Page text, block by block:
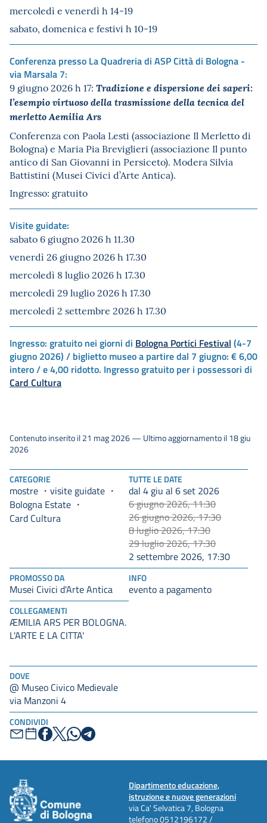
DOVE
@ Museo Civico Medievale
via Manzoni 4
CONDIVIDI
mercoledì e venerdì h 14-19
sabato, domenica e festivi h 10-19
Conferenza presso La Quadreria di ASP Città di Bologna -
via Marsala 7:
9 giugno 2026 h 17: Tradizione e dispersione dei saperi:
l’esempio virtuoso della trasmissione della tecnica del
merlettoAemilia Ars
Conferenza con Paola Lesti (associazione Il Merletto di
Bologna) e Maria Pia Breviglieri (associazione Il punto
antico di San Giovanni in Persiceto). Modera Silvia
Battistini (Musei Civici d’Arte Antica).
Ingresso: gratuito
Visite guidate:
sabato 6 giugno 2026 h 11.30
venerdì 26 giugno 2026 h 17.30
mercoledì 8 luglio 2026 h 17.30
mercoledì 29 luglio 2026 h 17.30
mercoledì 2 settembre 2026 h 17.30
Ingresso: gratuito nei giorni di Bologna Portici Festival (4-7
giugno 2026) / biglietto museo a partire dal 7 giugno: € 6,00
intero / e 4,00 ridotto. Ingresso gratuito per i possessori di
Card Cultura
CATEGORIE
mostre
visite guidate
Bologna Estate
Card Cultura
TUTTE LE DATE
dal 4 giu al 6 set 2026
6 giugno 2026, 11:30
26 giugno 2026, 17:30
8 luglio 2026, 17:30
29 luglio 2026, 17:30
2 settembre 2026, 17:30
PROMOSSO DA
Musei Civici d'Arte Antica
INFO
evento a pagamento
COLLEGAMENTI
ÆMILIA ARS PER BOLOGNA.
L'ARTE E LA CITTA'
Contenuto inserito il 21 mag 2026 — Ultimo aggiornamento il 18 giu
2026
Dipartimento educazione,
istruzione e nuove generazioni
via Ca' Selvatica 7, Bologna
telefono0512196172 /